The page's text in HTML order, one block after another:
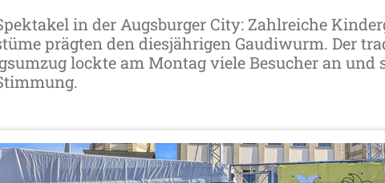
in der Augsburger City: Zahlreiche
prägten den diesjährigen Gaudiwurm. Der
lockte am Montag viele Besucher an und